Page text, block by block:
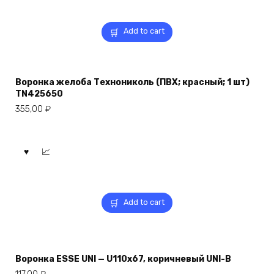
Add to cart
Воронка желоба Технониколь (ПВХ; красный; 1 шт)
TN425650
355,00 ₽
Add to cart
Воронка ESSE UNI — U110x67, коричневый UNI-B